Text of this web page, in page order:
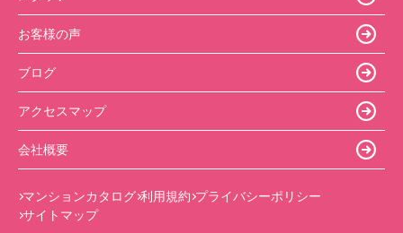
お客様の声
ブログ
アクセスマップ
会社概要
マンションカタログ 利用規約 プライバシーポリシー
サイトマップ